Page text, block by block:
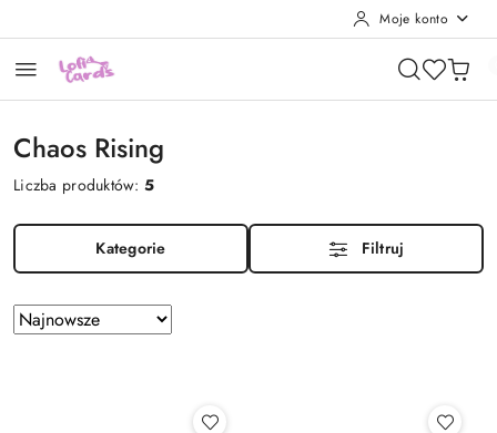
Moje konto
Chaos Rising
Liczba produktów:5
Kategorie Filtruj
Zastosowano
sortowanie:
Sortuj
według